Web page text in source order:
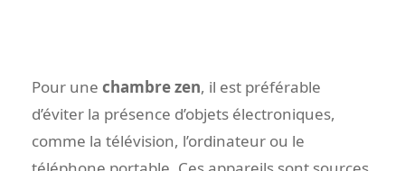
Pour une chambre zen, il est préférable
d’éviter la présence d’objets électroniques,
comme la télévision, l’ordinateur ou le